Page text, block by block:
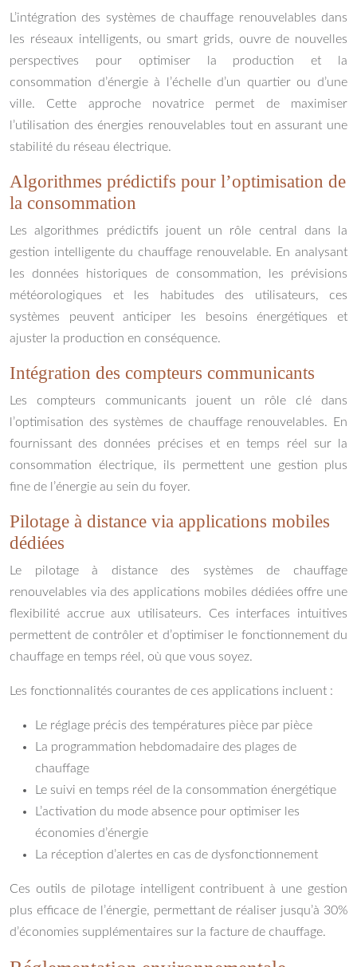
L’intégration des systèmes de chauffage renouvelables dans
les réseaux intelligents, ou smart grids, ouvre de nouvelles
perspectives pour optimiser la production et la
consommation d’énergie à l’échelle d’un quartier ou d’une
ville. Cette approche novatrice permet de maximiser
l’utilisation des énergies renouvelables tout en assurant une
stabilité du réseau électrique.
Algorithmes prédictifs pour l’optimisation de
la consommation
Les algorithmes prédictifs jouent un rôle central dans la
gestion intelligente du chauffage renouvelable. En analysant
les données historiques de consommation, les prévisions
météorologiques et les habitudes des utilisateurs, ces
systèmes peuvent anticiper les besoins énergétiques et
ajuster la production en conséquence.
Intégration des compteurs communicants
Les compteurs communicants jouent un rôle clé dans
l’optimisation des systèmes de chauffage renouvelables. En
fournissant des données précises et en temps réel sur la
consommation électrique, ils permettent une gestion plus
fine de l’énergie au sein du foyer.
Pilotage à distance via applications mobiles
dédiées
Le pilotage à distance des systèmes de chauffage
renouvelables via des applications mobiles dédiées offre une
flexibilité accrue aux utilisateurs. Ces interfaces intuitives
permettent de contrôler et d’optimiser le fonctionnement du
chauffage en temps réel, où que vous soyez.
Les fonctionnalités courantes de ces applications incluent :
Le réglage précis des températures pièce par pièce
La programmation hebdomadaire des plages de
chauffage
Le suivi en temps réel de la consommation énergétique
L’activation du mode absence pour optimiser les
économies d’énergie
La réception d’alertes en cas de dysfonctionnement
Ces outils de pilotage intelligent contribuent à une gestion
plus efficace de l’énergie, permettant de réaliser jusqu’à 30%
d’économies supplémentaires sur la facture de chauffage.